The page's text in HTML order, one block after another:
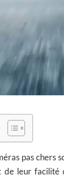
pas chers
de leur facilité